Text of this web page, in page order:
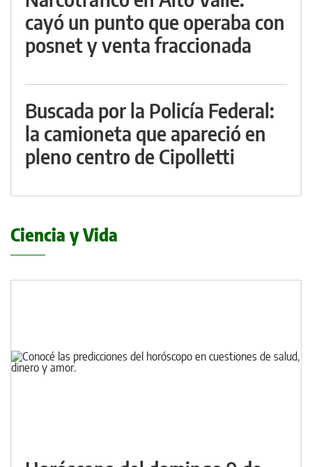
cayó un punto que operaba con
posnet y venta fraccionada
Buscada por la Policía Federal:
la camioneta que apareció en
pleno centro de Cipolletti
Ciencia y Vida